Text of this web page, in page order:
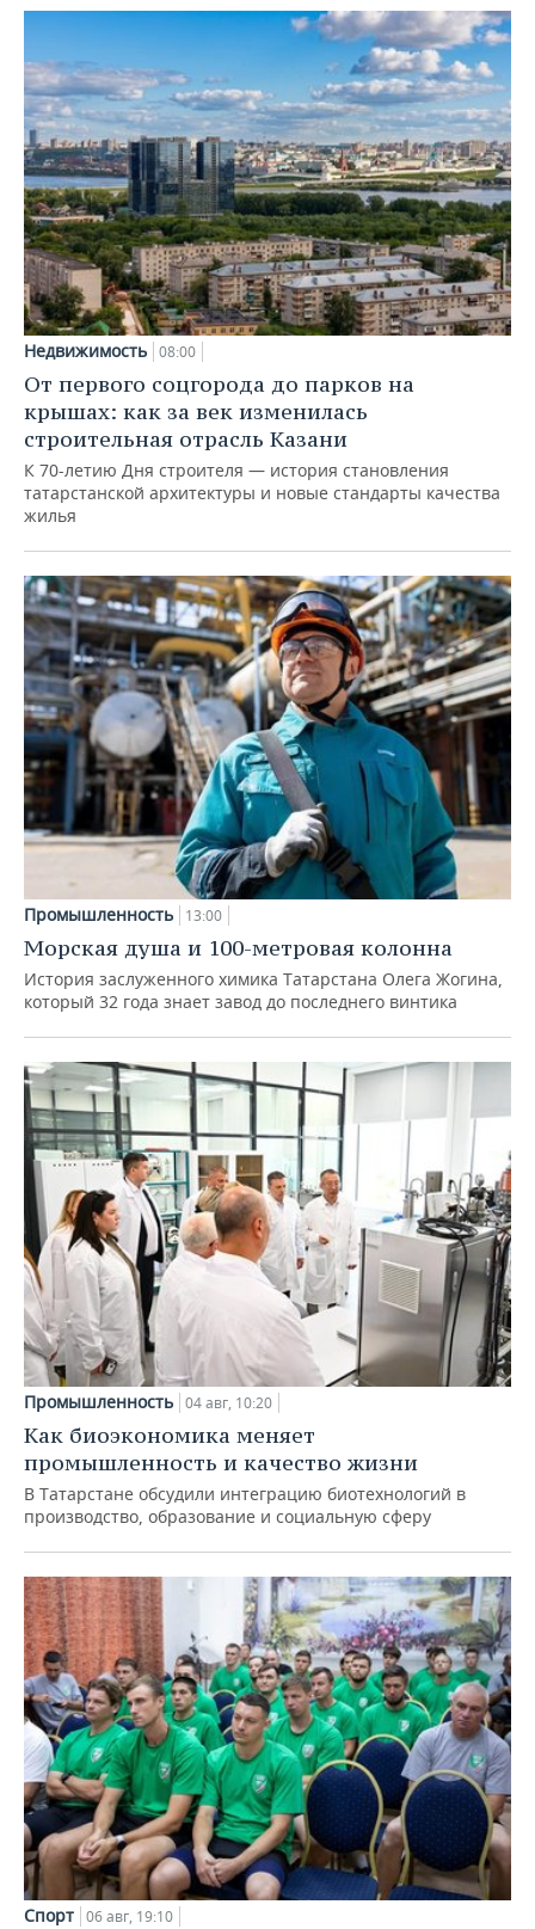
Недвижимость 08:00
От первого соцгорода до парков на
крышах: как за век изменилась
строительная отрасль Казани
К 70-летию Дня строителя — история становления
татарстанской архитектуры и новые стандарты качества
жилья
Промышленность 13:00
Морская душа и 100-метровая колонна
История заслуженного химика Татарстана Олега Жогина,
который 32 года знает завод до последнего винтика
Промышленность 04 авг, 10:20
Как биоэкономика меняет
промышленность и качество жизни
В Татарстане обсудили интеграцию биотехнологий в
производство, образование и социальную сферу
Спорт 06 авг, 19:10